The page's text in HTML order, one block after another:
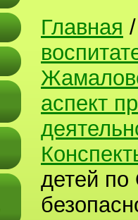
Главная
аспект
детей